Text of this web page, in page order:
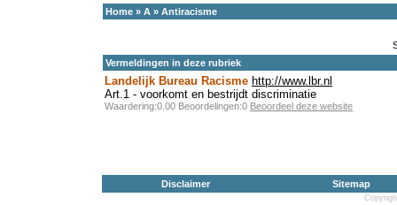
Home » A » Antiracisme
Vermeldingen in deze rubriek
Landelijk Bureau Racisme http://www.lbr.nl
Art.1 - voorkomt en bestrijdt discriminatie
Waardering:0.00 Beoordelingen:0 Beoordeel deze website
Disclaimer Sitemap